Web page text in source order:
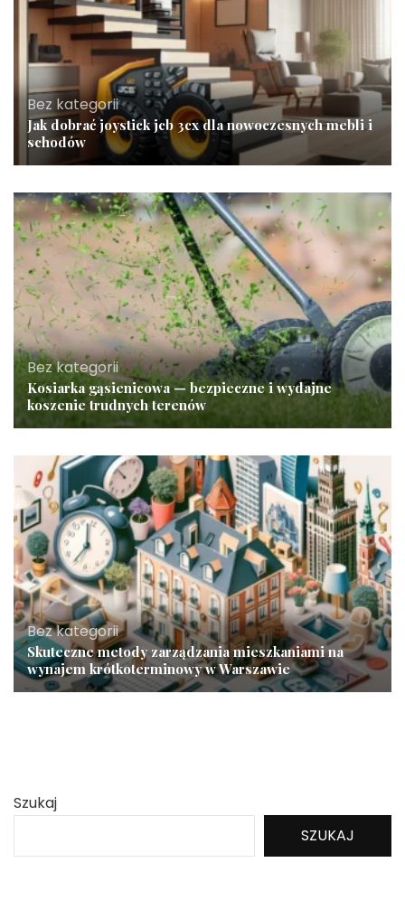
Bez kategorii
Jak dobrać joystick jcb 3cx dla nowoczesnych mebli i
schodów
Bez kategorii
Kosiarka gąsienicowa — bezpieczne i wydajne
koszenie trudnych terenów
Bez kategorii
Skuteczne metody zarządzania mieszkaniami na
wynajem krótkoterminowy w Warszawie
Szukaj
SZUKAJ